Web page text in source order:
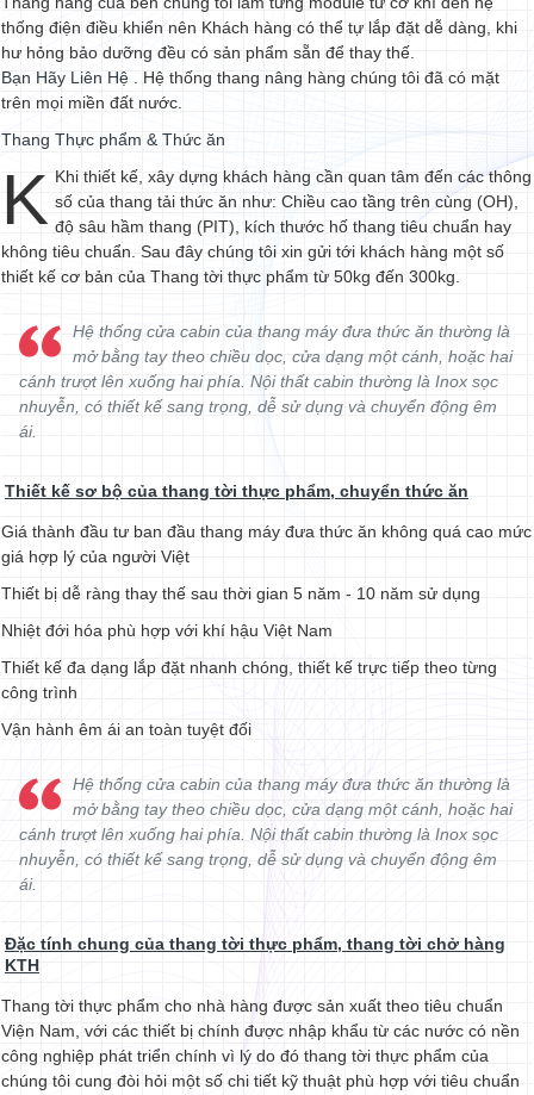
thống điện điều khiển nên Khách hàng có thể tự lắp đặt dễ dàng, khi
hư hỏng bảo dưỡng đều có sản phẩm sẵn để thay thế.
Bạn Hãy Liên Hệ . Hệ thống thang nâng hàng chúng tôi đã có mặt
trên mọi miền đất nước.
Thang Thực phẩm & Thức ăn
K Khi thiết kế, xây dựng khách hàng cần quan tâm đến các thông
số của thang tải thức ăn như: Chiều cao tầng trên cùng (OH),
độ sâu hầm thang (PIT), kích thước hố thang tiêu chuẩn hay
không tiêu chuẩn. Sau đây chúng tôi xin gửi tới khách hàng một số
thiết kế cơ bản của Thang tời thực phẩm từ 50kg đến 300kg.
Hệ thống cửa cabin của thang máy đưa thức ăn thường là
mở bằng tay theo chiều dọc, cửa dạng một cánh, hoặc hai
cánh trượt lên xuống hai phía. Nội thất cabin thường là Inox sọc
nhuyễn, có thiết kế sang trọng, dễ sử dụng và chuyển động êm
ái.
Thiết kế sơ bộ của thang tời thực phẩm, chuyển thức ăn
Giá thành đầu tư ban đầu thang máy đưa thức ăn không quá cao mức
giá hợp lý của người Việt
Thiết bị dễ ràng thay thế sau thời gian 5 năm - 10 năm sử dụng
Nhiệt đới hóa phù hợp với khí hậu Việt Nam
Thiết kế đa dạng lắp đặt nhanh chóng, thiết kế trực tiếp theo từng
công trình
Vận hành êm ái an toàn tuyệt đối
Hệ thống cửa cabin của thang máy đưa thức ăn thường là
mở bằng tay theo chiều dọc, cửa dạng một cánh, hoặc hai
cánh trượt lên xuống hai phía. Nội thất cabin thường là Inox sọc
nhuyễn, có thiết kế sang trọng, dễ sử dụng và chuyển động êm
ái.
Đặc tính chung của thang tời thực phẩm, thang tời chở hàng
KTH
Thang tời thực phẩm cho nhà hàng được sản xuất theo tiêu chuẩn
Viện Nam, với các thiết bị chính được nhập khẩu từ các nước có nền
công nghiệp phát triển chính vì lý do đó thang tời thực phẩm của
chúng tôi cung đòi hỏi một số chi tiết kỹ thuật phù hợp với tiêu chuẩn